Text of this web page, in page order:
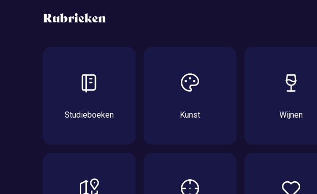
Rubrieken
Studieboeken Kunst Wijnen